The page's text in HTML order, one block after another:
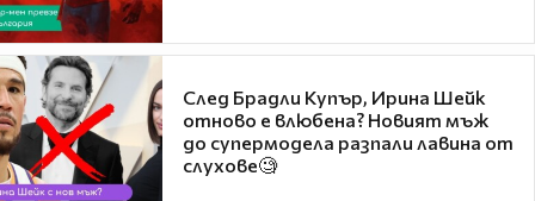
След Брадли Купър, Ирина Шейк
отново е влюбена? Новият мъж
до супермодела разпали лавина от
слухове🧐